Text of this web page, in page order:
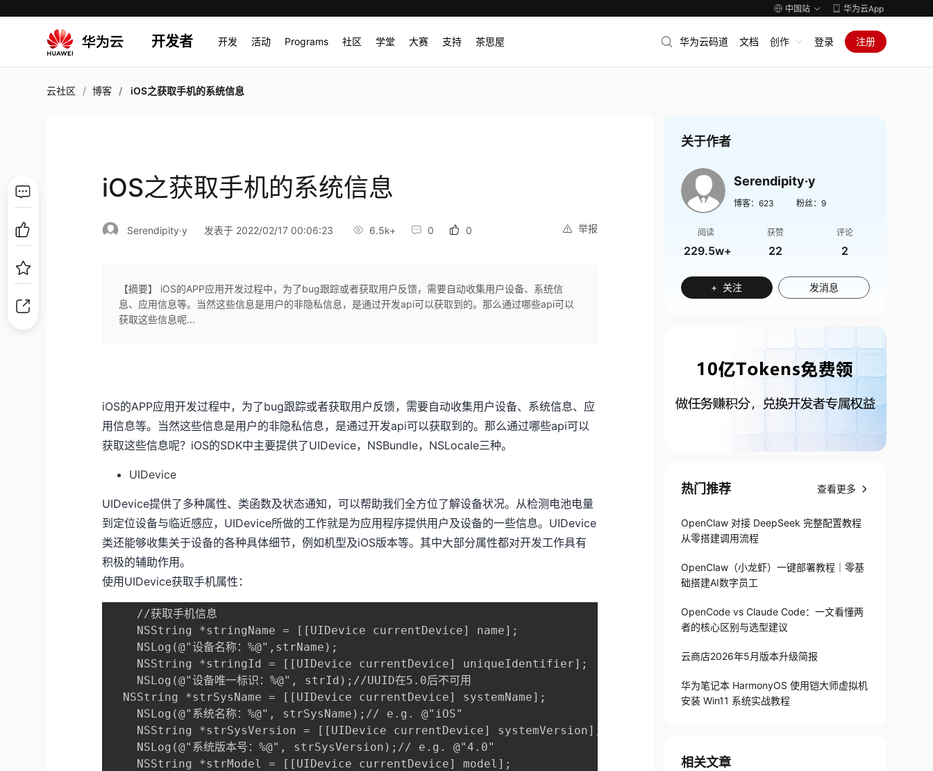
中国站 华为云App
开发者 开发 活动 Programs 社区 学堂 大赛 支持 茶思屋 华为云码道 文档 创作 登录 注册
云社区 博客 iOS之获取手机的系统信息
iOS之获取手机的系统信息
举报
Serendipity·y 发表于 2022/02/17 00:06:23 6.5k+ 0 0
【摘要】 iOS的APP应用开发过程中，为了bug跟踪或者获取用户反馈，需要自动收集用户设备、系统信
息、应用信息等。当然这些信息是用户的非隐私信息，是通过开发api可以获取到的。那么通过哪些api可以
获取这些信息呢...
iOS的APP应用开发过程中，为了bug跟踪或者获取用户反馈，需要自动收集用户设备、系统信息、应
用信息等。当然这些信息是用户的非隐私信息，是通过开发api可以获取到的。那么通过哪些api可以
获取这些信息呢？iOS的SDK中主要提供了UIDevice，NSBundle，NSLocale三种。
UIDevice
UIDevice提供了多种属性、类函数及状态通知，可以帮助我们全方位了解设备状况。从检测电池电量
到定位设备与临近感应，UIDevice所做的工作就是为应用程序提供用户及设备的一些信息。UIDevice
类还能够收集关于设备的各种具体细节，例如机型及iOS版本等。其中大部分属性都对开发工作具有
积极的辅助作用。
使用UIDevice获取手机属性：
    //获取手机信息
    NSString *stringName = [[UIDevice currentDevice] name];
    NSLog(@"设备名称：%@",strName);
    NSString *stringId = [[UIDevice currentDevice] uniqueIdentifier];
    NSLog(@"设备唯一标识：%@", strId);//UUID在5.0后不可用
  NSString *strSysName = [[UIDevice currentDevice] systemName];
    NSLog(@"系统名称：%@", strSysName);// e.g. @"iOS"
    NSString *strSysVersion = [[UIDevice currentDevice] systemVersion];
    NSLog(@"系统版本号：%@", strSysVersion);// e.g. @"4.0"
    NSString *strModel = [[UIDevice currentDevice] model];
关于作者
Serendipity·y
博客： 623 粉丝： 9
阅读
229.5w+
获赞
22
评论
2
+ 关注 发消息
热门推荐 查看更多
OpenClaw 对接 DeepSeek 完整配置教程
从零搭建调用流程
OpenClaw（小龙虾）一键部署教程｜零基
础搭建AI数字员工
OpenCode vs Claude Code：一文看懂两
者的核心区别与选型建议
云商店2026年5月版本升级简报
华为笔记本 HarmonyOS 使用铠大师虚拟机
安装 Win11 系统实战教程
相关文章